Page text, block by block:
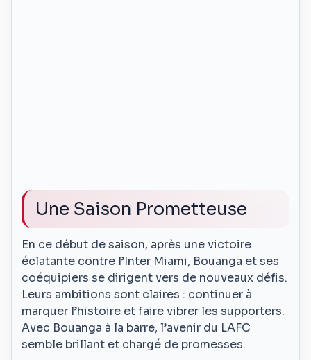
Une Saison Prometteuse
En ce début de saison, après une victoire
éclatante contre l’Inter Miami, Bouanga et ses
coéquipiers se dirigent vers de nouveaux défis.
Leurs ambitions sont claires : continuer à
marquer l’histoire et faire vibrer les supporters.
Avec Bouanga à la barre, l’avenir du LAFC
semble brillant et chargé de promesses.